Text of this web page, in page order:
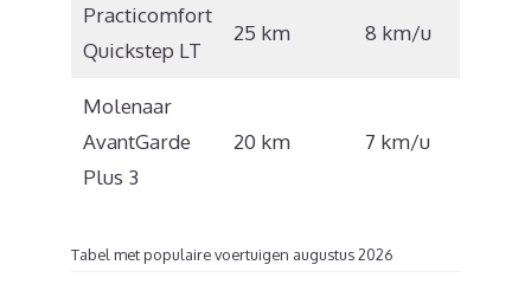
Practicomfort
Quickstep LT
25 km 8 km/u
Molenaar
AvantGarde
Plus 3
20 km 7 km/u
Tabel met populaire voertuigen augustus 2026